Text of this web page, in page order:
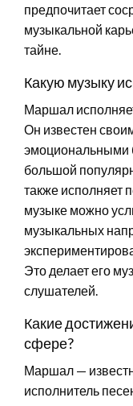
предпочитает
музыкальной
тайне.
Какую музыку
Маршал
Он известен
эмоциональными
большой
также исполняет
музыке можно
музыкальных
Это делает его
слушателей.
Какие
сфере?
Маршал —
исполнитель